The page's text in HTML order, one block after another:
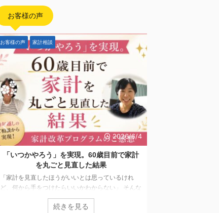
お客様の声
お客様の声 家計相談
2026/6/4
「いつかやろう」を実現。60歳目前で家計
を丸ごと見直した結果
「家計を見直したほうがいいとは思っているけれ
ど、何から手をつけたらいいかわからない」 そんな
思いを抱えながら、なかなか行動に移せない方は少
なくありません。 今回ご紹介するのは、実は10年ほ
続きを見る